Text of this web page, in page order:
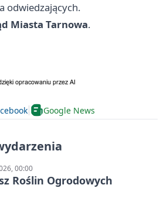
odwiedzających.
Miasta Tarnowa.
Google News
00:00
Roślin Ogrodowych